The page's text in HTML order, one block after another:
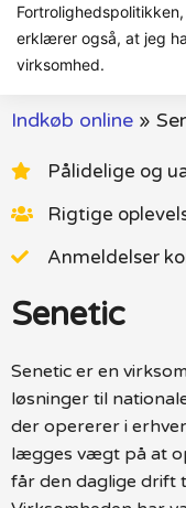
erklærer også, at jeg
virksomhed.
Indkøb online »
Pålidelige og
Rigtige
Anmeldelser
Senetic
Senetic er en
løsninger til
der opererer i
lægges vægt på at
får den daglige drift